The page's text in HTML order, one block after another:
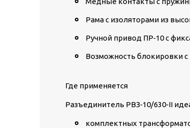
Рама с изоляторами из
Ручной привод ПР‑10с
Возможность блокировки
Где применяется
Разъединитель РВЗ‑10/630‑II
комплектных